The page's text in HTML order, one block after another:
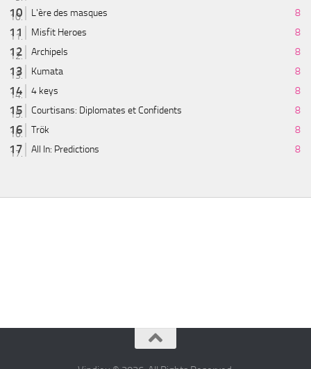
L'ère des masques
8
Misfit Heroes
8
Archipels
8
Kumata
8
4 keys
8
Courtisans: Diplomates et Confidents
8
Trök
8
All In: Predictions
8